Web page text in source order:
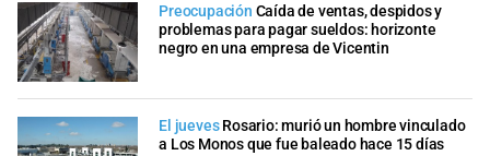
Preocupación Caída de ventas, despidos y
problemas para pagar sueldos: horizonte
negro en una empresa de Vicentin
El jueves Rosario: murió un hombre vinculado
a Los Monos que fue baleado hace 15 días